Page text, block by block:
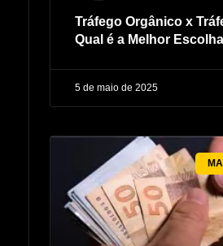
Tráfego Orgânico x
Qual é a Melhor
5 de maio de 2025